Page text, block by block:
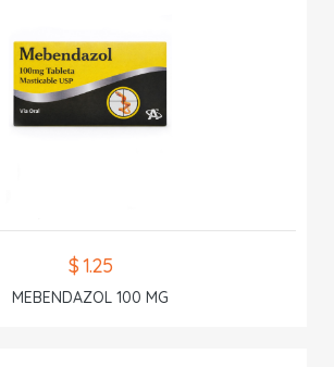
$ 1.25
MEBENDAZOL 100 MG